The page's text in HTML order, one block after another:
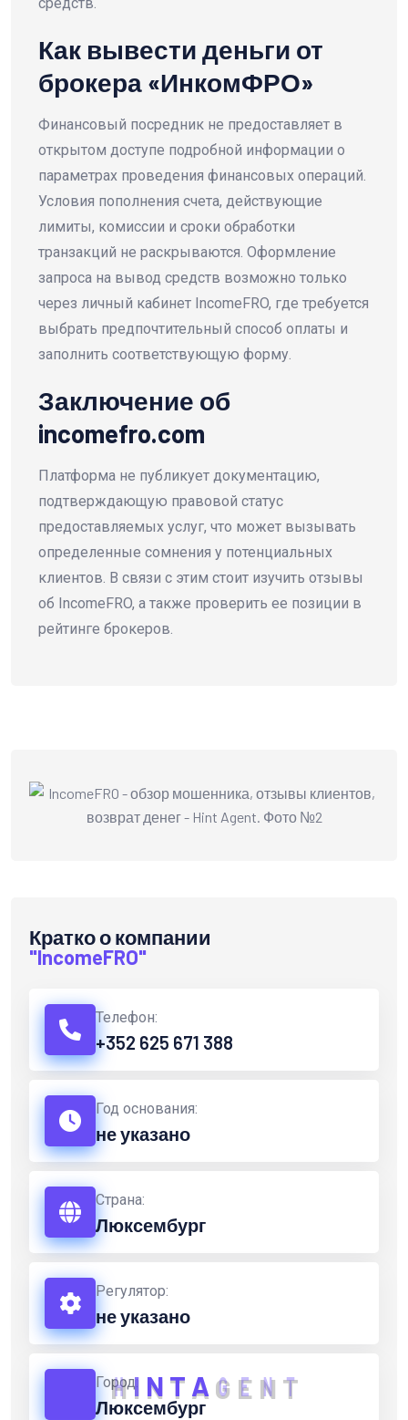
HI N T A G E N T
Как вывести деньги от
брокера «ИнкомФРО»
Финансовый посредник не предоставляет в
открытом доступе подробной информации о
параметрах проведения финансовых операций.
Условия пополнения счета, действующие
лимиты, комиссии и сроки обработки
транзакций не раскрываются. Оформление
запроса на вывод средств возможно только
через личный кабинет IncomeFRO, где требуется
выбрать предпочтительный способ оплаты и
заполнить соответствующую форму.
Заключение об
incomefro.com
Платформа не публикует документацию,
подтверждающую правовой статус
предоставляемых услуг, что может вызывать
определенные сомнения у потенциальных
клиентов. В связи с этим стоит изучить отзывы
об IncomeFRO, а также проверить ее позиции в
рейтинге брокеров.
Кратко о компании
"IncomeFRO"
Телефон:
+352 625 671 388
Год основания:
не указано
Страна:
Люксембург
Регулятор:
не указано
Город:
Люксембург